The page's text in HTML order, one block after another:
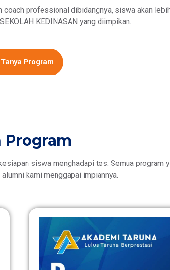
coach professional dibidangnya, siswa akan
KEDINASAN yang diimpikan.
Program
Program
siswa menghadapi tes. Semua program
kami menggapai impiannya.